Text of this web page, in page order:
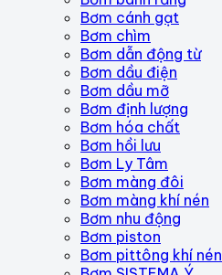
Bơm cánh gạt
Bơm chìm
Bơm dẫn động từ
Bơm dầu điện
Bơm dầu mỡ
Bơm định lượng
Bơm hóa chất
Bơm hồi lưu
Bơm Ly Tâm
Bơm màng đôi
Bơm màng khí nén
Bơm nhu động
Bơm piston
Bơm pittông khí nén